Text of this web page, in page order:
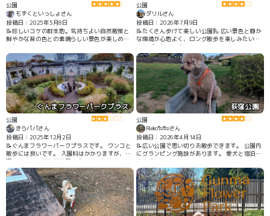
公園
もずくといっしょさん
投稿日：2025年5月8日
📝珍しいコケの群生地。気持ちよい自然散策と
鮮やかな苔の色との素晴らしい景色が楽しめま
した。
公園
ダリルさん
投稿日：2026年7月9日
📝たくさん歩けて楽しい公園🛝 広い景色と静か
な環境が心地よく、ロング散歩を楽しみたい方
にはぴったりです🩷
ぐんまフラワーパークプラス
公園
きらパパさん
投稿日：2025年12月2日
📝ぐんまフラワーパークプラスです。 ワンコと
散歩には良いです。 入園料はかかりますが、管
理されていて花々が綺麗です。これからは、イ
ルミネーションがはじまります。
荻窪公園
公園
Rieko🐑🐑さん
投稿日：2026年4月14日
📝広い公園で思い切りお散歩できます。 公園内
にグランピング施設があります。 愛犬と宿泊で
きます。